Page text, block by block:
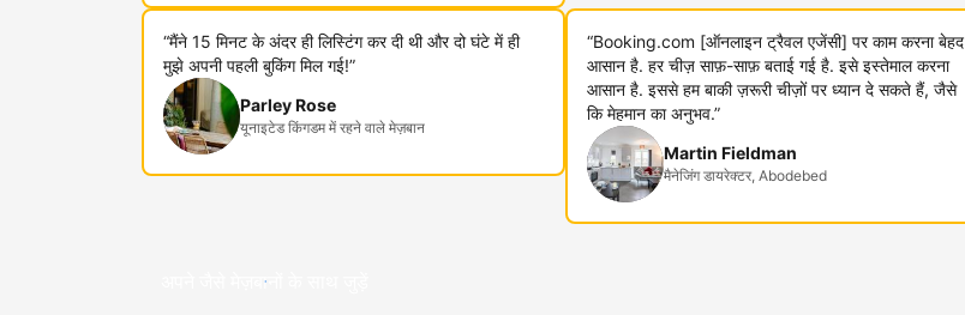
“मैंने 15 मिनट के अंदर ही लिस्टिंग कर दी थी और दो घंटे में ही
मुझे अपनी पहली बुकिंग मिल गई!”
Parley Rose
यूनाइटेड किंगडम में रहने वाले मेज़बान
“Booking.com [ऑनलाइन ट्रैवल एजेंसी] पर काम करना बेहद
आसान है. हर चीज़ साफ़-साफ़ बताई गई है. इसे इस्तेमाल करना
आसान है. इससे हम बाकी ज़रूरी चीज़ों पर ध्यान दे सकते हैं, जैसे
कि मेहमान का अनुभव.”
Martin Fieldman
मैनेजिंग डायरेक्टर, Abodebed
अपने जैसे मेज़बानों के साथ जुड़ें